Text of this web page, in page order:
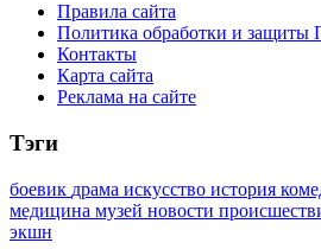
Правила сайта
Политика обработки и защиты
Контакты
Карта сайта
Реклама на сайте
Тэги
боевик драма искусство история
медицина музей новости
экшн